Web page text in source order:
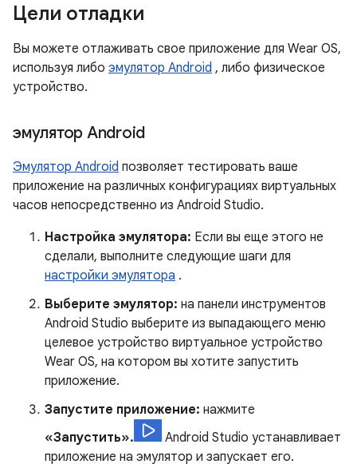
Цели отладки
Вы можете отлаживать свое приложение для Wear OS,
используя либо эмулятор Android , либо физическое
устройство.
эмулятор Android
Эмулятор Android позволяет тестировать ваше
приложение на различных конфигурациях виртуальных
часов непосредственно из Android Studio.
Настройка эмулятора: Если вы еще этого не
сделали, выполните следующие шаги для
настройки эмулятора .
Выберите эмулятор: на панели инструментов
Android Studio выберите из выпадающего меню
целевое устройство виртуальное устройство
Wear OS, на котором вы хотите запустить
приложение.
Запустите приложение: нажмите
«Запустить».
Android Studio устанавливает
приложение на эмулятор и запускает его.